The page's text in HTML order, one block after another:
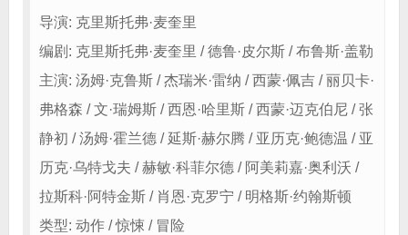
导演: 克里斯托弗·麦奎里
编剧: 克里斯托弗·麦奎里 / 德鲁·皮尔斯 / 布鲁斯·盖勒
主演: 汤姆·克鲁斯 / 杰瑞米·雷纳 / 西蒙·佩吉 / 丽贝卡·
弗格森 / 文·瑞姆斯 / 西恩·哈里斯 / 西蒙·迈克伯尼 / 张
静初 / 汤姆·霍兰德 / 延斯·赫尔腾 / 亚历克·鲍德温 / 亚
历克·乌特戈夫 / 赫敏·科菲尔德 / 阿美莉嘉·奥利沃 /
拉斯科·阿特金斯 / 肖恩·克罗宁 / 明格斯·约翰斯顿
类型: 动作 / 惊悚 / 冒险